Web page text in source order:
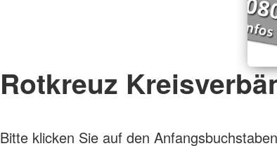
Rotkreuz
Bitte klicken Sie auf den